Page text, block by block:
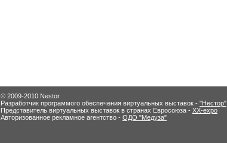
© 2009-2010 Nestor
Разработчик программого обеспечения виртуальных выставок - "Нестор"
Представитель виртуальных выставок в странах Евросоюза - XX-expo
Авторизованное рекламное агентство - ОДО "Медуза"